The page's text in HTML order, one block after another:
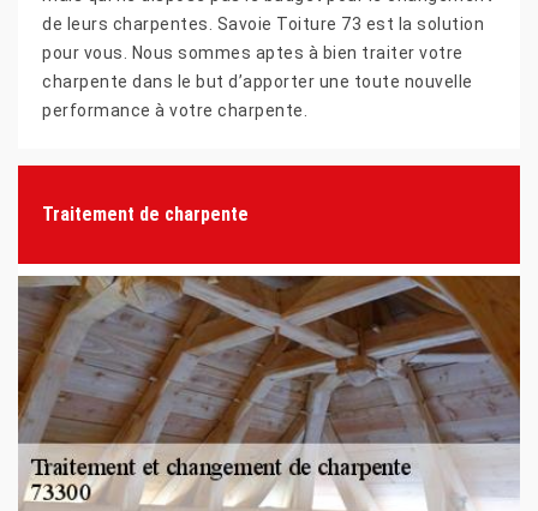
de leurs charpentes. Savoie Toiture 73 est la solution
pour vous. Nous sommes aptes à bien traiter votre
charpente dans le but d’apporter une toute nouvelle
performance à votre charpente.
Traitement de charpente